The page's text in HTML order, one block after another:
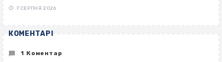
7 СЕРПНЯ 2026
КОМЕНТАРІ
1 Коментар